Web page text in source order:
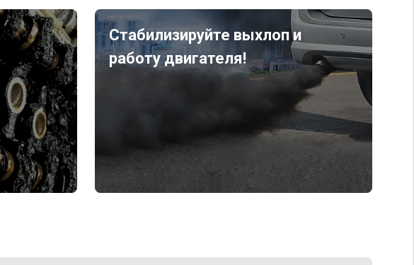
Стабилизируйте выхлоп и
работу двигателя!